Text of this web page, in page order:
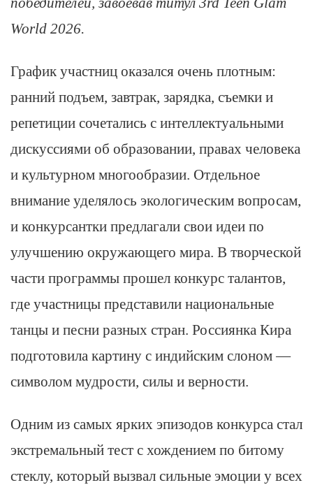
World 2026.
График участниц оказался очень плотным:
ранний подъем, завтрак, зарядка, съемки и
репетиции сочетались с интеллектуальными
дискуссиями об образовании, правах человека
и культурном многообразии. Отдельное
внимание уделялось экологическим вопросам,
и конкурсантки предлагали свои идеи по
улучшению окружающего мира. В творческой
части программы прошел конкурс талантов,
где участницы представили национальные
танцы и песни разных стран. Россиянка Кира
подготовила картину с индийским слоном —
символом мудрости, силы и верности.
Одним из самых ярких эпизодов конкурса стал
экстремальный тест с хождением по битому
стеклу, который вызвал сильные эмоции у всех